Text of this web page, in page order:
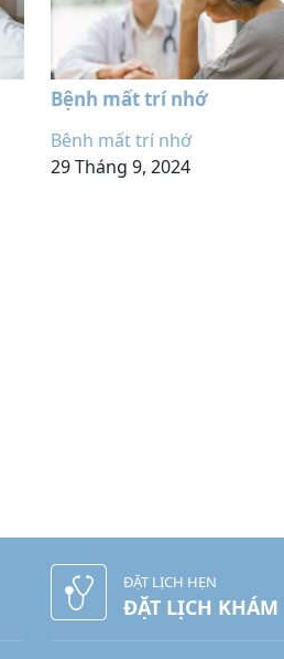
Bệnh mất trí nhớ
Bênh mất trí nhớ
29 Tháng 9, 2024
ĐẶT LỊCH HẸN
ĐẶT LỊCH KHÁM